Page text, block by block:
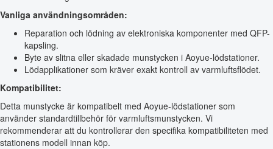
Vanliga användningsområden:
Reparation och lödning av elektroniska komponenter med QFP-
kapsling.
Byte av slitna eller skadade munstycken i Aoyue-lödstationer.
Lödapplikationer som kräver exakt kontroll av varmluftsflödet.
Kompatibilitet:
Detta munstycke är kompatibelt med Aoyue-lödstationer som
använder standardtillbehör för varmluftsmunstycken. Vi
rekommenderar att du kontrollerar den specifika kompatibiliteten med
stationens modell innan köp.